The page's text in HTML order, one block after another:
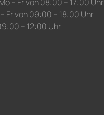
– Fr von 08:00 – 17:00 Uhr
Fr von 09:00 – 18:00 Uhr
– 12:00 Uhr